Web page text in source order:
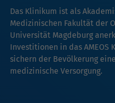
Das Klinikum ist als
Medizinischen Fakultät der
Universität Magdeburg
Investitionen in das AMEOS
sichern der Bevölkerung
medizinische Versorgung.